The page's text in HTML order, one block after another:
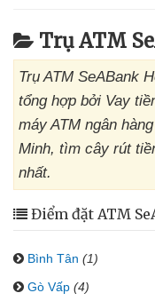
Trụ ATM
Trụ ATM SeABank
tổng hợp bởi Vay
máy ATM ngân
Minh, tìm cây rút
nhất.
Điểm đặt ATM
Bình Tân (1)
Gò Vấp (4)